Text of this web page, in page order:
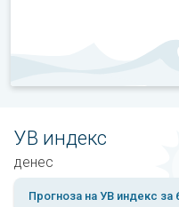
УВ индекс
денес
Прогноза на УВ индекс за